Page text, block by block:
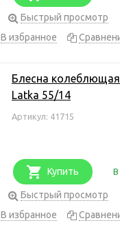
Быстрый просмотр
В избранное
Блесна
Latka 55/14
Артикул: 41715
Купить В
Быстрый просмотр
В избранное